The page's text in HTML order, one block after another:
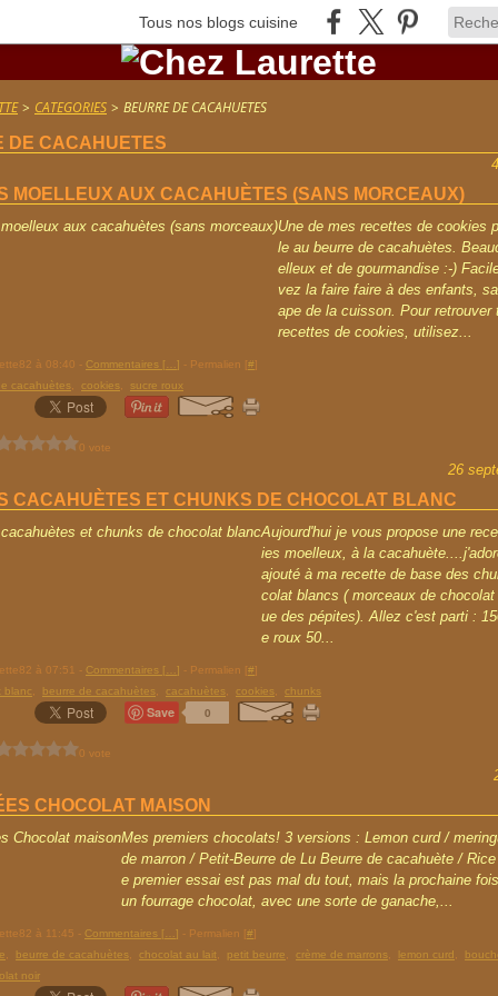
Tous nos blogs cuisine
> CATEGORIES > BEURRE DE CACAHUETES
DE CACAHUETES
MOELLEUX AUX CACAHUÈTES (SANS MORCEAUX)
Une de mes recettes de cookies
le au beurre de cacahuètes.
elleux et de gourmandise :-)
vez la faire faire à des enfants,
ape de la cuisson. Pour retrouver
recettes de cookies, utilisez...
à 08:40 - Commentaires [ ] - Permalien [#]
cacahuètes
cookies sucre roux
0 vote
26
CACAHUÈTES ET CHUNKS DE CHOCOLAT BLANC
Aujourd'hui je vous propose une
ies moelleux, à la
ajouté à ma recette de base des
colat blancs ( morceaux de
ue des pépites). Allez c'est parti :
e roux 50...
à 07:51 - Commentaires [ ] - Permalien [#]
blanc
beurre de cacahuètes cacahuètes cookies chunks
0
Save
0 vote
CHOCOLAT MAISON
Mes premiers chocolats! 3 versions : Lemon curd /
de marron / Petit-Beurre de Lu Beurre de cacahuète /
e premier essai est pas mal du tout, mais la prochaine
un fourrage chocolat, avec une sorte de ganache,...
à 11:45 - Commentaires [ ] - Permalien [#]
beurre de cacahuètes chocolat au lait petit beurre crème de marrons lemon curd
noir